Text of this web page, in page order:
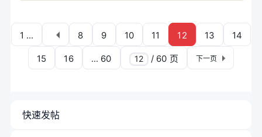
1 ... 8 9 10 11 12 13 14
15 16 ... 60 / 60 页 下一页
快速发帖